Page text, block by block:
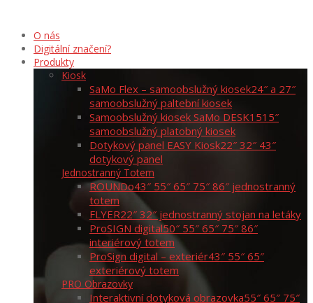
O nás
Digitální značení?
Produkty
Kiosk
SaMo Flex – samoobslužný kiosek24″ a 27″
samoobslužný paltební kiosek
Samoobslužný kiosek SaMo DESK1515″
samoobslužný platobný kiosek
Dotykový panel EASY Kiosk22″ 32″ 43″
dotykový panel
Jednostranný Totem
ROUNDo43″ 55″ 65″ 75″ 86″ jednostranný
totem
FLYER22″ 32″ jednostranný stojan na letáky
ProSIGN digital50″ 55″ 65″ 75″ 86″
interiérový totem
ProSign digital – exteriér43″ 55″ 65″
exteriérový totem
PRO Obrazovky
Interaktivní dotyková obrazovka55″ 65″ 75″